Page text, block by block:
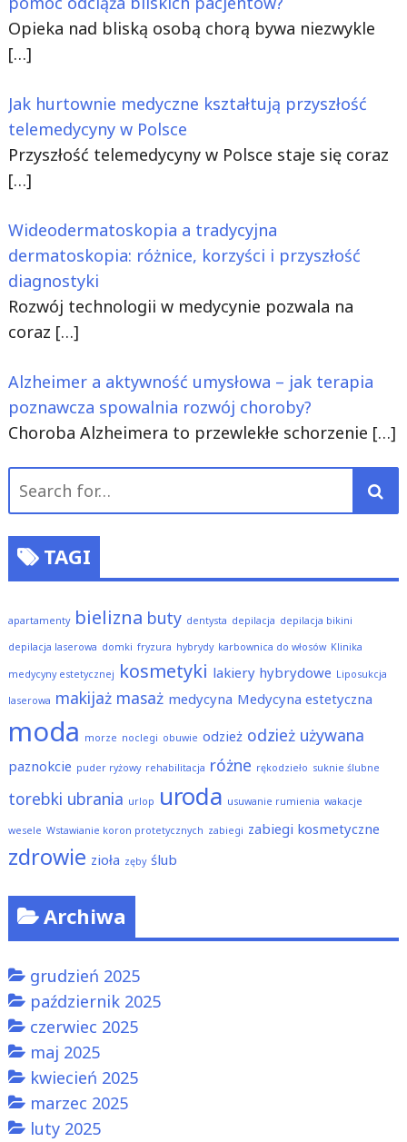
Opieka nad bliską osobą chorą bywa niezwykle
[…]
Jak hurtownie medyczne kształtują przyszłość
telemedycyny w Polsce
Przyszłość telemedycyny w Polsce staje się coraz
[…]
Wideodermatoskopia a tradycyjna
dermatoskopia: różnice, korzyści i przyszłość
diagnostyki
Rozwój technologii w medycynie pozwala na
coraz […]
Alzheimer a aktywność umysłowa – jak terapia
poznawcza spowalnia rozwój choroby?
Choroba Alzheimera to przewlekłe schorzenie […]
for:
TAGI
apartamenty bielizna buty dentysta depilacja depilacja bikini
depilacja laserowa domki fryzura hybrydy karbownica do włosów Klinika
medycyny estetycznej kosmetyki lakiery hybrydowe Liposukcja
laserowa makijaż masaż medycyna Medycyna estetyczna
moda morze noclegi obuwie odzież odzież używana
paznokcie puder ryżowy rehabilitacja różne rękodzieło suknie ślubne
torebki ubrania urlop uroda usuwanie rumienia wakacje
wesele Wstawianie koron protetycznych zabiegi zabiegi kosmetyczne
zdrowie zioła zęby ślub
Archiwa
grudzień 2025
październik 2025
czerwiec 2025
maj 2025
kwiecień 2025
marzec 2025
luty 2025